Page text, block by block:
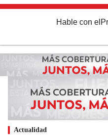
Hable con el
Actualidad